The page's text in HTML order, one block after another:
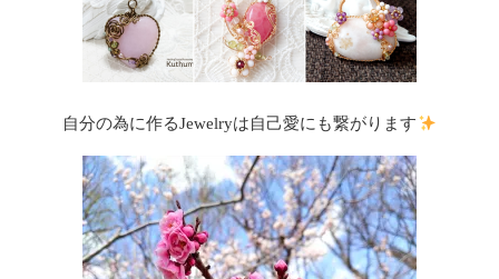
自分の為に作るJewelryは自己愛にも繋がります